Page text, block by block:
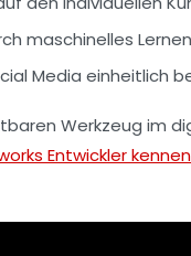
maschinelles
Media einheitlich
Werkzeug im
Entwickler